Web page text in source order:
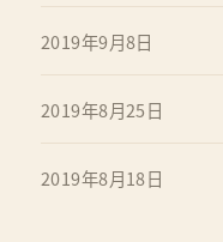
2019年9月8日
2019年8月25日
2019年8月18日